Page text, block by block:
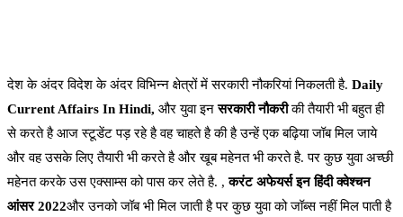
देश के अंदर विदेश के अंदर विभिन्न क्षेत्रों में सरकारी नौकरियां निकलती है. Daily
Current Affairs In Hindi, और युवा इनसरकारी नौकरीकी तैयारी भी बहुत ही
से करते है आज स्टूडेंट पड़ रहे है वह चाहते है की है उन्हें एक बढ़िया जॉब मिल जाये
और वह उसके लिए तैयारी भी करते है और खूब महेनत भी करते है. पर कुछ युवा अच्छी
महेनत करके उस एक्साम्स को पास कर लेते है. ,करंट अफेयर्स इन हिंदी क्वेश्चन
आंसर 2022और उनको जॉब भी मिल जाती है पर कुछ युवा को जॉब्स नहीं मिल पाती है